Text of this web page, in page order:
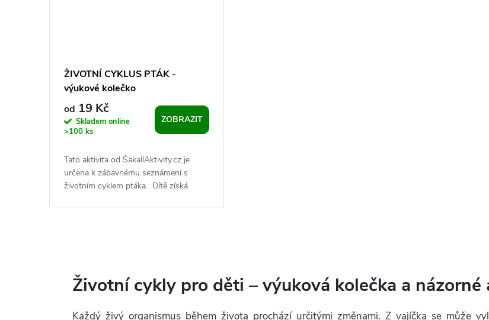
ŽIVOTNÍ CYKLUS PTÁK -
výukové kolečko
od 19 Kč
Skladem online
>100 ks
ZOBRAZIT
Tato aktivita od ŠakalíAktivity.cz je
určena k zábavnému seznámení s
životním cyklem ptáka. Dítě získá
Životní cykly pro děti – výuková kolečka a
Každý živý organismus během života prochází určitými změnami. Z vajíčka se může